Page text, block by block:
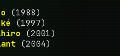
(1988)
(1997)
(2001)
(2004)